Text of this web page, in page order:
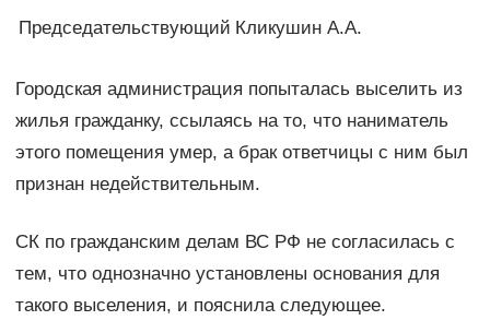
Председательствующий Кликушин А.А.
Городская администрация попыталась выселить из
жилья гражданку, ссылаясь на то, что наниматель
этого помещения умер, а брак ответчицы с ним был
признан недействительным.
СК по гражданским делам ВС РФ не согласилась с
тем, что однозначно установлены основания для
такого выселения, и пояснила следующее.